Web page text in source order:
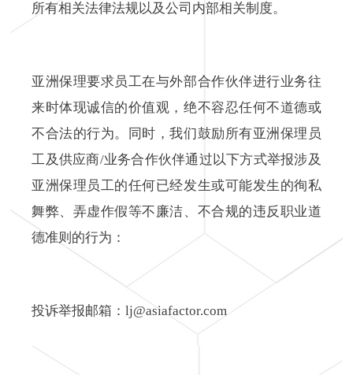
所有相关法律法规以及公司内部相关制度。
亚洲保理要求员工在与外部合作伙伴进行业务往
来时体现诚信的价值观，绝不容忍任何不道德或
不合法的行为。同时，我们鼓励所有亚洲保理员
工及供应商/业务合作伙伴通过以下方式举报涉及
亚洲保理员工的任何已经发生或可能发生的徇私
舞弊、弄虚作假等不廉洁、不合规的违反职业道
德准则的行为：
投诉举报邮箱：lj@asiafactor.com